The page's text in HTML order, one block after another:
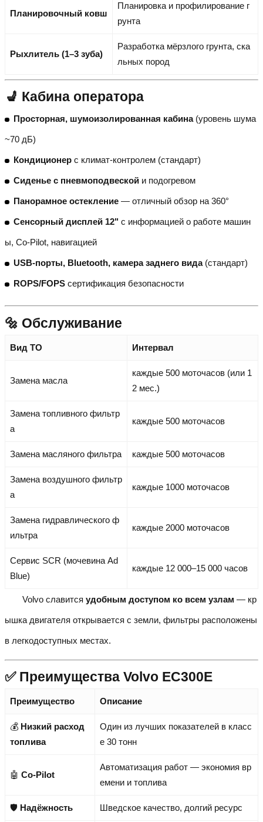
Планировочный ковш
Планировка и профилирование г
рунта
Рыхлитель (1–3 зуба)
Разработка мёрзлого грунта, ска
льных пород
💺 Кабина оператора
Просторная, шумоизолированная кабина(уровень шума
~70 дБ)
Кондиционер с климат-контролем (стандарт)
Сиденье с пневмоподвеской и подогревом
Панорамное остекление — отличный обзор на 360°
Сенсорный дисплей 12" с информацией о работе машин
ы, Co-Pilot, навигацией
USB-порты, Bluetooth, камера заднего вида(стандарт)
ROPS/FOPS сертификация безопасности
🔩 Обслуживание
Вид ТО Интервал
Замена масла
каждые 500 моточасов (или 1
2 мес.)
Замена топливного фильтр
а
каждые 500 моточасов
Замена масляного фильтра каждые 500 моточасов
Замена воздушного фильтр
а
каждые 1000 моточасов
Замена гидравлического ф
ильтра
каждые 2000 моточасов
Сервис SCR (мочевина Ad
Blue)
каждые 12 000–15 000 часов
Volvo славится удобным доступом ко всем узлам — кр
ышка двигателя открывается с земли, фильтры расположены
в легкодоступных местах.
✅ Преимущества Volvo EC300E
Преимущество Описание
💰 Низкий расход
топлива
Один из лучших показателей в класс
е 30 тонн
🤖 Co-Pilot
Автоматизация работ — экономия вр
емени и топлива
🛡️ Надёжность Шведское качество, долгий ресурс